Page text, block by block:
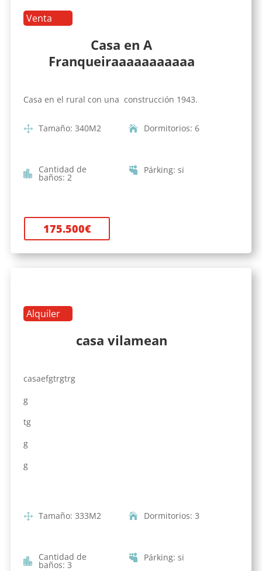
Venta
Casa en A
Franqueiraaaaaaaaaaa
Casa en el rural con una construcción 1943.
Tamaño: 340M2 Dormitorios: 6
Cantidad de
baños: 2
Párking: si
175.500€
Alquiler
casa vilamean
casaefgtrgtrg
g
tg
g
g
Tamaño: 333M2 Dormitorios: 3
Cantidad de
baños: 3
Párking: si